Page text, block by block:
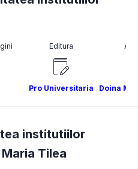
Editura
Pro Universitaria Doina
institutiilor
Tilea